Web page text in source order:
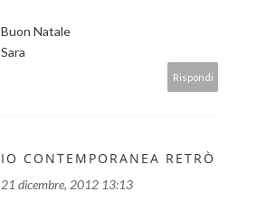
Buon Natale
Sara
Rispondi
IO CONTEMPORANEA RETRÒ
21 dicembre, 2012 13:13